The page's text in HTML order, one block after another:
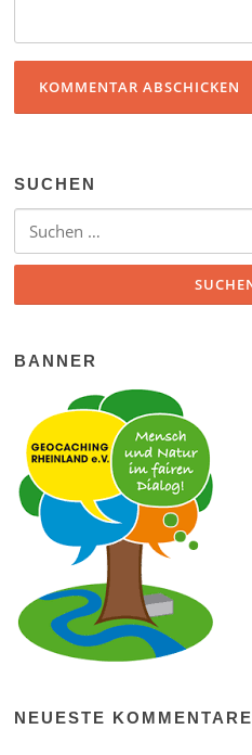
SUCHEN
Suchen nach:
BANNER
NEUESTE KOMMENTARE